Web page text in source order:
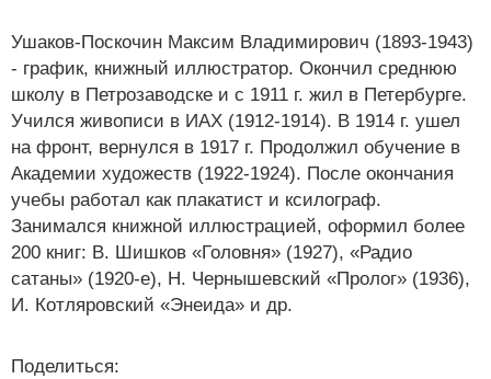
Ушаков-Поскочин Максим Владимирович (1893-1943)
- график, книжный иллюстратор. Окончил среднюю
школу в Петрозаводске и с 1911 г. жил в Петербурге.
Учился живописи в ИАХ (1912-1914). В 1914 г. ушел
на фронт, вернулся в 1917 г. Продолжил обучение в
Академии художеств (1922-1924). После окончания
учебы работал как плакатист и ксилограф.
Занимался книжной иллюстрацией, оформил более
200 книг: В. Шишков «Головня» (1927), «Радио
сатаны» (1920-е), Н. Чернышевский «Пролог» (1936),
И. Котляровский «Энеида» и др.
Поделиться: